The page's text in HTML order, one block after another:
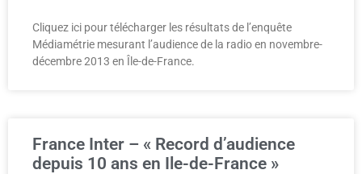
Cliquez ici pour télécharger les résultats de l’enquête
Médiamétrie mesurant l’audience de la radio en novembre-
décembre 2013 en Île-de-France.
France Inter – « Record d’audience
depuis 10 ans en Ile-de-France »